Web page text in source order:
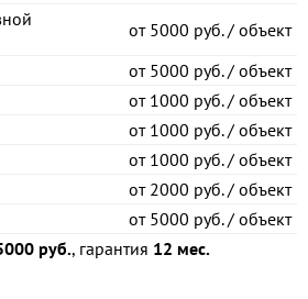
от5000 руб. / объект
от5000 руб. / объект
от1000 руб. / объект
от1000 руб. / объект
от1000 руб. / объект
от2000 руб. / объект
от5000 руб. / объект
руб., гарантия 12 мес.